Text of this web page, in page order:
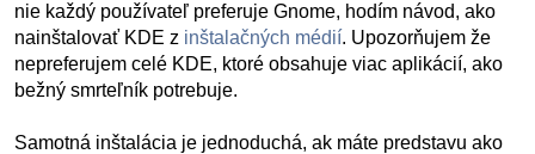
nie každý používateľ preferuje Gnome, hodím návod, ako
nainštalovať KDE z inštalačných médií. Upozorňujem že
nepreferujem celé KDE, ktoré obsahuje viac aplikácií, ako
bežný smrteľník potrebuje.
Samotná inštalácia je jednoduchá, ak máte predstavu ako